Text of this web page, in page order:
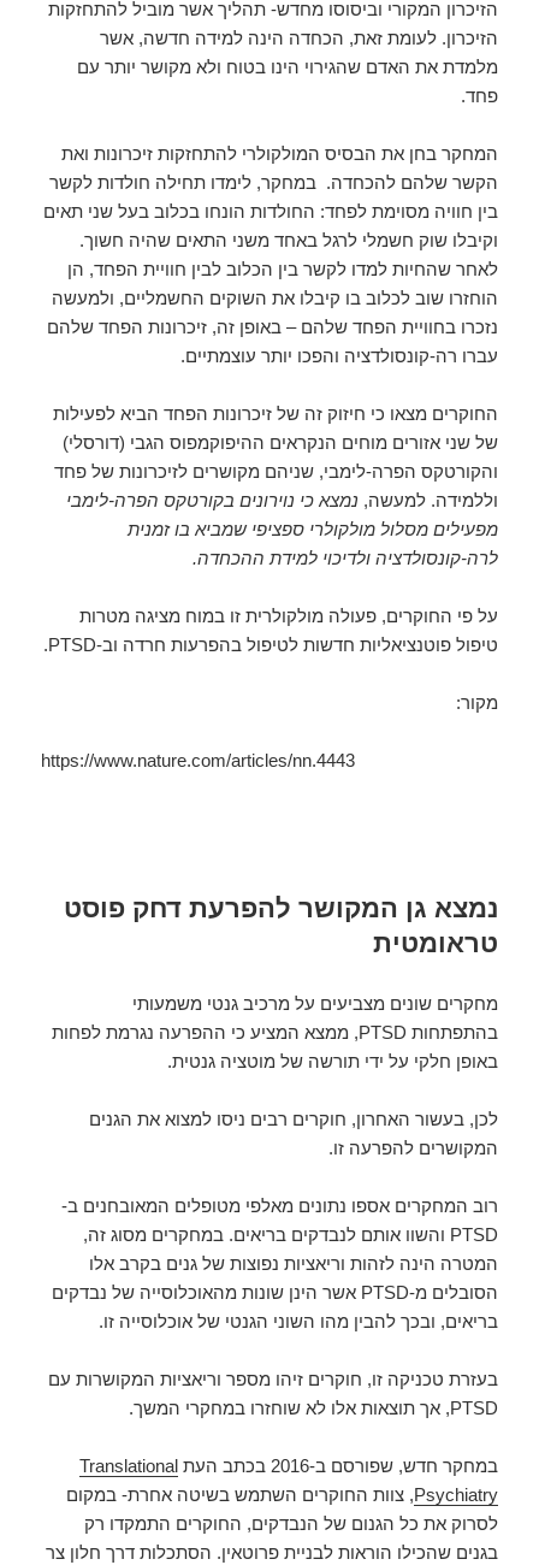
הזיכרון המקורי וביסוסו מחדש- תהליך אשר מוביל להתחזקות
הזיכרון. לעומת זאת, הכחדה הינה למידה חדשה, אשר
מלמדת את האדם שהגירוי הינו בטוח ולא מקושר יותר עם
פחד.
המחקר בחן את הבסיס המולקולרי להתחזקות זיכרונות ואת
הקשר שלהם להכחדה. במחקר, לימדו תחילה חולדות לקשר
בין חוויה מסוימת לפחד: החולדות הונחו בכלוב בעל שני תאים
וקיבלו שוק חשמלי לרגל באחד משני התאים שהיה חשוך.
לאחר שהחיות למדו לקשר בין הכלוב לבין חוויית הפחד, הן
הוחזרו שוב לכלוב בו קיבלו את השוקים החשמליים, ולמעשה
נזכרו בחוויית הפחד שלהם – באופן זה, זיכרונות הפחד שלהם
עברו רה-קונסולדציה והפכו יותר עוצמתיים.
החוקרים מצאו כי חיזוק זה של זיכרונות הפחד הביא לפעילות
של שני אזורים מוחים הנקראים ההיפוקמפוס הגבי (דורסלי)
והקורטקס הפרה-לימבי, שניהם מקושרים לזיכרונות של פחד
וללמידה.למעשה, נמצא כי נוירונים בקורטקס הפרה-לימבי
מפעילים מסלול מולקולרי ספציפי שמביא בו זמנית
לרה-קונסולדציה ולדיכוי למידת ההכחדה.
על פי החוקרים, פעולה מולקולרית זו במוח מציגה מטרות
טיפול פוטנציאליות חדשות לטיפול בהפרעות חרדה וב-PTSD.
מקור:
https://www.nature.com/articles/nn.4443
נמצא גן המקושר להפרעת דחק פוסט
טראומטית
מחקרים שונים מצביעים על מרכיב גנטי משמעותי
בהתפתחות PTSD, ממצא המציע כי ההפרעה נגרמת לפחות
באופן חלקי על ידי תורשה של מוטציה גנטית.
לכן, בעשור האחרון, חוקרים רבים ניסו למצוא את הגנים
המקושרים להפרעה זו.
רוב המחקרים אספו נתונים מאלפי מטופלים המאובחנים ב-
PTSD והשוו אותם לנבדקים בריאים. במחקרים מסוג זה,
המטרה הינה לזהות וריאציות נפוצות של גנים בקרב אלו
הסובלים מ-PTSD אשר הינן שונות מהאוכלוסייה של נבדקים
בריאים, ובכך להבין מהו השוני הגנטי של אוכלוסייה זו.
בעזרת טכניקה זו, חוקרים זיהו מספר וריאציות המקושרות עם
PTSD, אך תוצאות אלו לא שוחזרו במחקרי המשך.
במחקר חדש, שפורסם ב-2016 בכתב העת
Translational
Psychiatry, צוות החוקרים השתמש בשיטה אחרת- במקום
לסרוק את כל הגנום של הנבדקים, החוקרים התמקדו רק
בגנים שהכילו הוראות לבניית פרוטאין. הסתכלות דרך חלון צר